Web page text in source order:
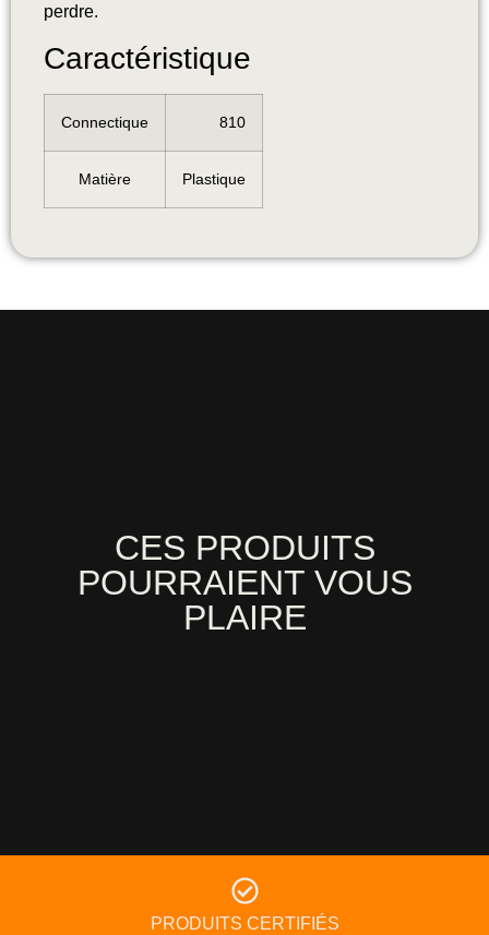
perdre.
Caractéristique
Connectique 810
Matière Plastique
CES PRODUITS
POURRAIENT VOUS
PLAIRE
PRODUITS CERTIFIÉS